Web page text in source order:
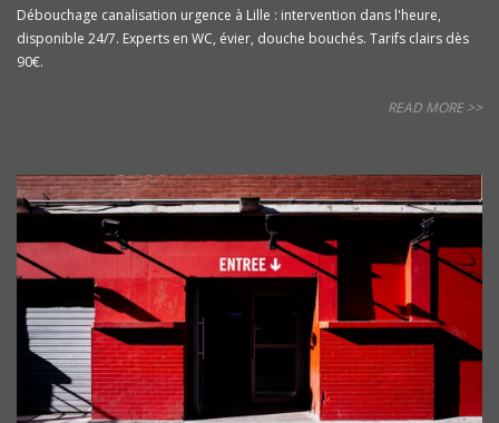
Débouchage canalisation urgence à Lille : intervention dans l'heure,
disponible 24/7. Experts en WC, évier, douche bouchés. Tarifs clairs dès
90€.
READ MORE >>